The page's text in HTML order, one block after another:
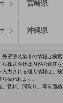
宮崎県
沖縄県
壁塗装業者の情報は検
株式会社は内容の責任
力される個人情報は、
扱われます。
賃料、間取り、専有面